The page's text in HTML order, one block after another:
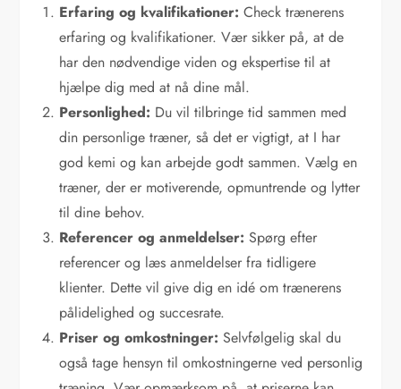
Erfaring og kvalifikationer: Check trænerens
erfaring og kvalifikationer. Vær sikker på, at de
har den nødvendige viden og ekspertise til at
hjælpe dig med at nå dine mål.
Personlighed: Du vil tilbringe tid sammen med
din personlige træner, så det er vigtigt, at I har
god kemi og kan arbejde godt sammen. Vælg en
træner, der er motiverende, opmuntrende og lytter
til dine behov.
Referencer og anmeldelser: Spørg efter
referencer og læs anmeldelser fra tidligere
klienter. Dette vil give dig en idé om trænerens
pålidelighed og succesrate.
Priser og omkostninger: Selvfølgelig skal du
også tage hensyn til omkostningerne ved personlig